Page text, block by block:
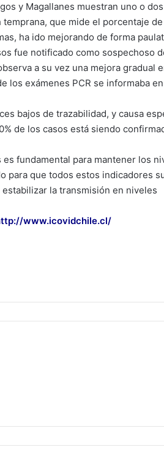
y Magallanes muestran uno o
que mide el porcentaje
ha ido mejorando de forma
fue notificado como sospechoso
a su vez una mejora gradual
los exámenes PCR se informaba
bajos de trazabilidad, y causa
de los casos está siendo
fundamental para mantener los
para que todos estos indicadores
la transmisión en niveles
www.icovidchile.cl/